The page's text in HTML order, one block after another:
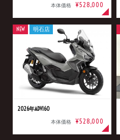
本体価格 ¥528,000
2026年ADV160
本体価格 ¥528,000
NEW 明石店